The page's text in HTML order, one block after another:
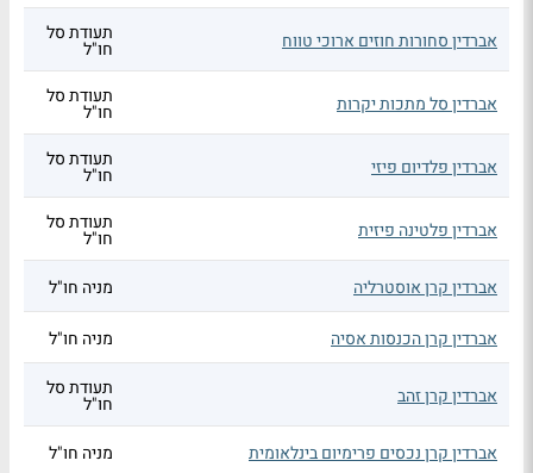
אברדין סחורות חוזים ארוכי טווח תעודת סל
חו"ל
אברדין סל מתכות יקרות תעודת סל
חו"ל
אברדין פלדיום פיזי תעודת סל
חו"ל
אברדין פלטינה פיזית תעודת סל
חו"ל
אברדין קרן אוסטרליה
מניה חו"ל
אברדין קרן הכנסות אסיה מניה חו"ל
אברדין קרן זהב תעודת סל
חו"ל
אברדין קרן נכסים פרימיום בינלאומית
מניה חו"ל